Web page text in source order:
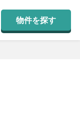
物件を探す